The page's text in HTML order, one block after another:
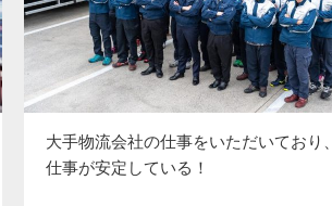
大手物流会社の仕事をいただいており、
仕事が安定している！